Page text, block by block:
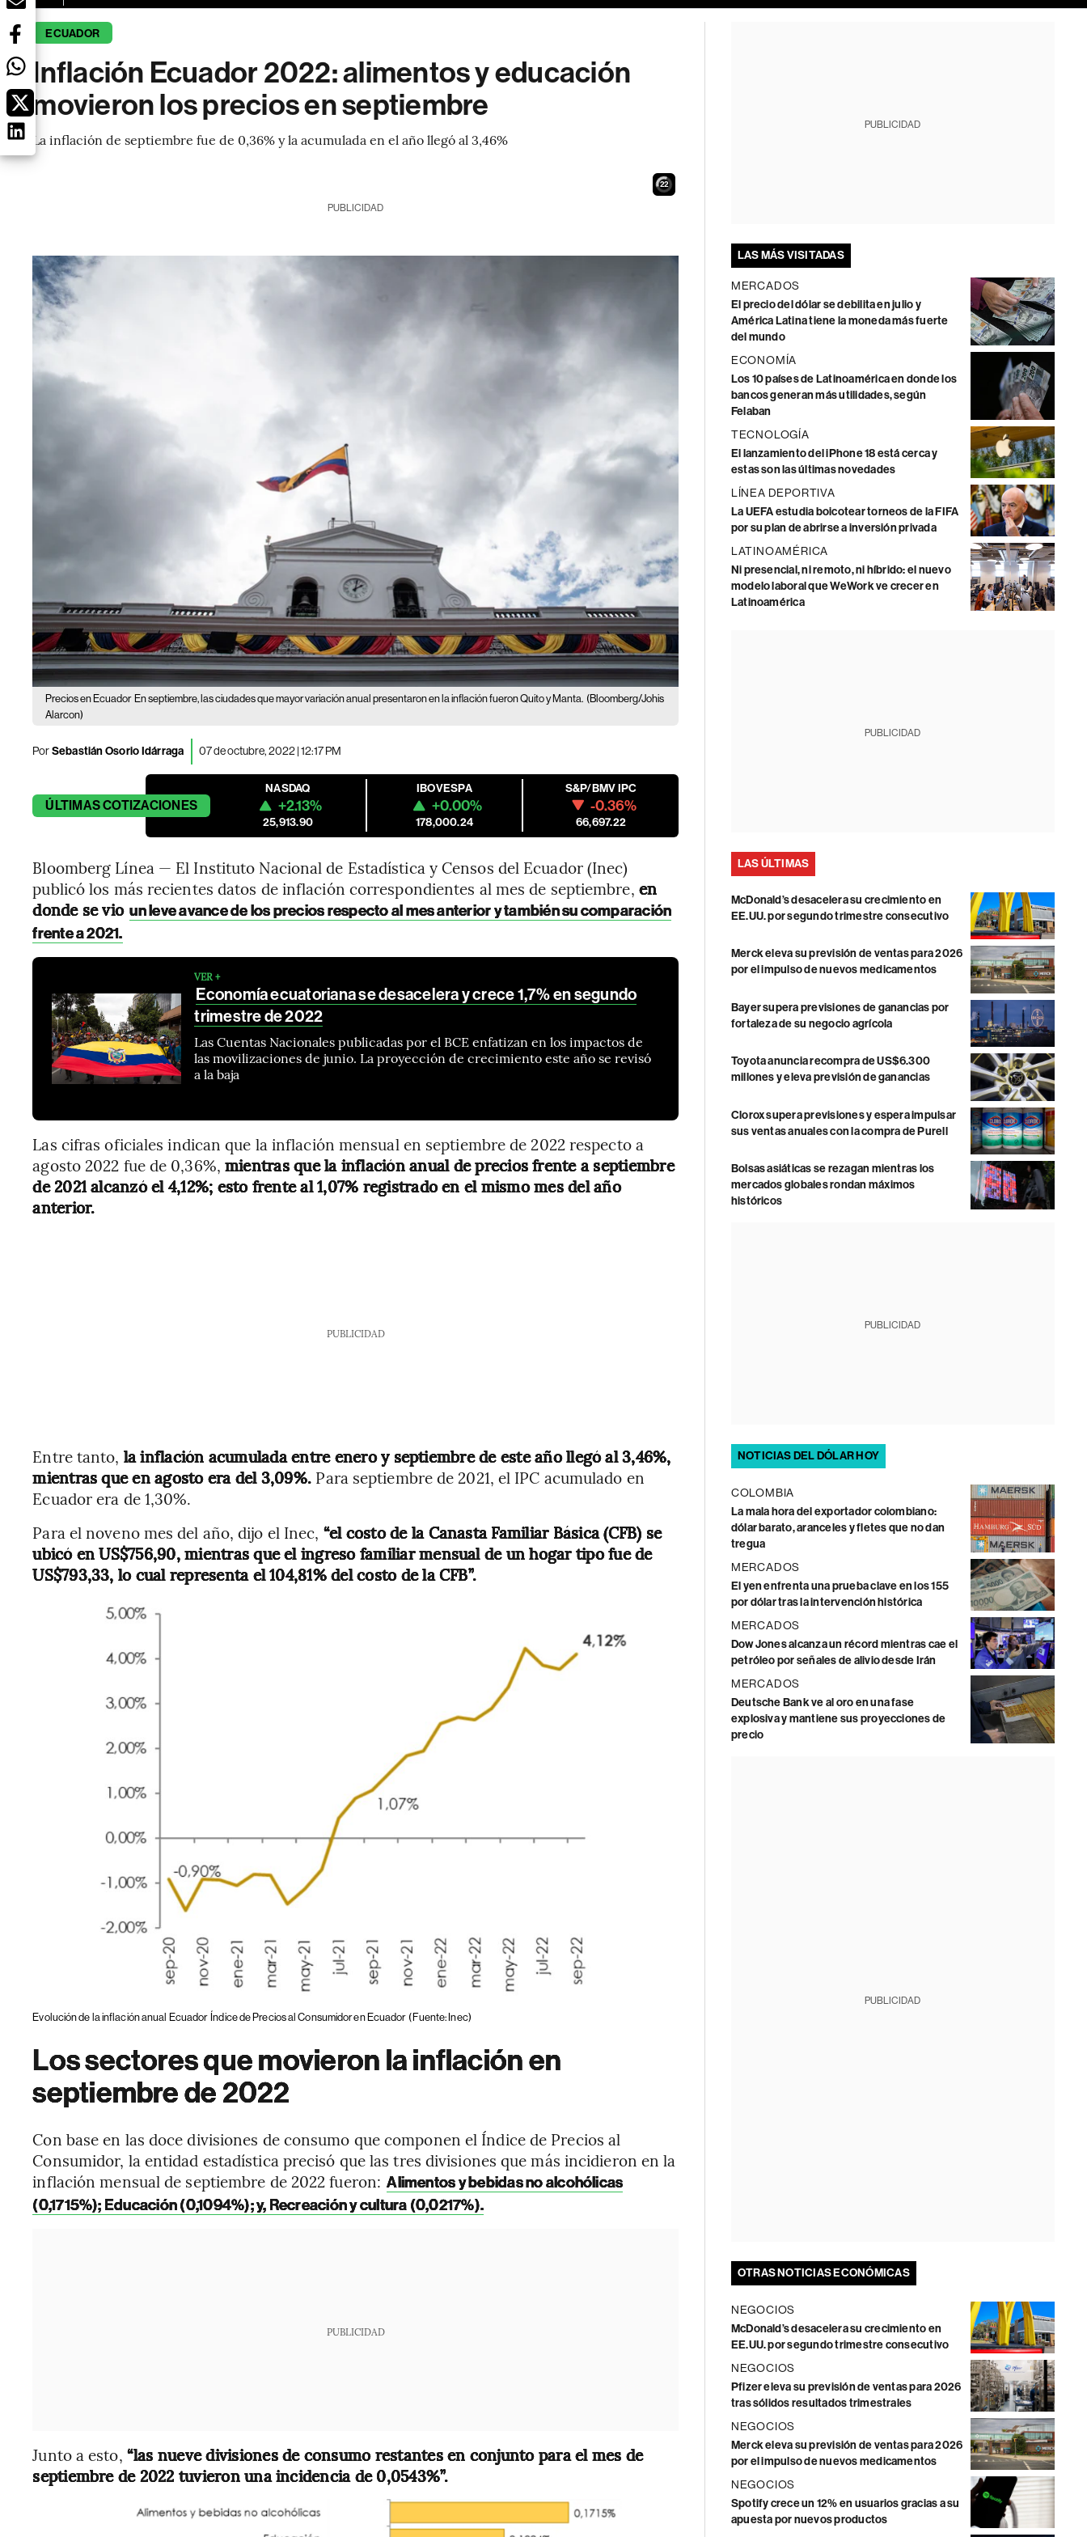
ECUADOR
Inflación Ecuador 2022: alimentos y educación
movieron los precios en septiembre
La inflación de septiembre fue de 0,36% y la acumulada en el año llegó al 3,46%
21
PUBLICIDAD
Precios en Ecuador En septiembre, las ciudades que mayor variación anual presentaron en la inflación fueron Quito y Manta. (Bloomberg/Johis
Alarcon)
PorSebastián Osorio Idárraga 07 de octubre, 2022 | 12:17 PM
ÚLTIMASCOTIZACIONES
NASDAQ
+2.13%
25,913.90
IBOVESPA
+0.00%
178,000.24
S&P/BMV IPC
-0.36%
66,697.22
Bloomberg Línea — El Instituto Nacional de Estadística y Censos del Ecuador (Inec)
publicó los más recientes datos de inflación correspondientes al mes de septiembre, en
donde se vio un leve avance de los precios respecto al mes anterior y también su comparación
frente a 2021.
VER +
Economía ecuatoriana se desacelera y crece 1,7% en segundo
trimestre de 2022
Las Cuentas Nacionales publicadas por el BCE enfatizan en los impactos de
las movilizaciones de junio. La proyección de crecimiento este año se revisó
a la baja
Las cifras oficiales indican que la inflación mensual en septiembre de 2022 respecto a
agosto 2022 fue de 0,36%, mientras que la inflación anual de precios frente a septiembre
de 2021 alcanzó el 4,12%; esto frente al 1,07% registrado en el mismo mes del año
anterior.
PUBLICIDAD
Entre tanto, la inflación acumulada entre enero y septiembre de este año llegó al 3,46%,
mientras que en agosto era del 3,09%. Para septiembre de 2021, el IPC acumulado en
Ecuador era de 1,30%.
Para el noveno mes del año, dijo el Inec, “el costo de la Canasta Familiar Básica (CFB) se
ubicó en US$756,90, mientras que el ingreso familiar mensual de un hogar tipo fue de
US$793,33, lo cual representa el 104,81% del costo de la CFB”.
Evolución de la inflación anual Ecuador Índice de Precios al Consumidor en Ecuador (Fuente: Inec)
Los sectores que movieron la inflación en
septiembre de 2022
Con base en las doce divisiones de consumo que componen el Índice de Precios al
Consumidor, la entidad estadística precisó que las tres divisiones que más incidieron en la
inflación mensual de septiembre de 2022 fueron: Alimentos y bebidas no alcohólicas
(0,1715%); Educación (0,1094%); y, Recreación y cultura (0,0217%).
PUBLICIDAD
Junto a esto, “las nueve divisiones de consumo restantes en conjunto para el mes de
septiembre de 2022 tuvieron una incidencia de 0,0543%”.
PUBLICIDAD
LAS MÁS VISITADAS
MERCADOS
El precio del dólar se debilita en julio y
América Latina tiene la moneda más fuerte
del mundo
ECONOMÍA
Los 10 países de Latinoamérica en donde los
bancos generan más utilidades, según
Felaban
TECNOLOGÍA
El lanzamiento del iPhone 18 está cerca y
estas son las últimas novedades
LÍNEA DEPORTIVA
La UEFA estudia boicotear torneos de la FIFA
por su plan de abrirse a inversión privada
LATINOAMÉRICA
Ni presencial, ni remoto, ni híbrido: el nuevo
modelo laboral que WeWork ve crecer en
Latinoamérica
PUBLICIDAD
LAS ÚLTIMAS
McDonald’s desacelera su crecimiento en
EE.UU. por segundo trimestre consecutivo
Merck eleva su previsión de ventas para 2026
por el impulso de nuevos medicamentos
Bayer supera previsiones de ganancias por
fortaleza de su negocio agrícola
Toyota anuncia recompra de US$6.300
millones y eleva previsión de ganancias
Clorox supera previsiones y espera impulsar
sus ventas anuales con la compra de Purell
Bolsas asiáticas se rezagan mientras los
mercados globales rondan máximos
históricos
PUBLICIDAD
NOTICIAS DEL DÓLAR HOY
COLOMBIA
La mala hora del exportador colombiano:
dólar barato, aranceles y fletes que no dan
tregua
MERCADOS
El yen enfrenta una prueba clave en los 155
por dólar tras la intervención histórica
MERCADOS
Dow Jones alcanza un récord mientras cae el
petróleo por señales de alivio desde Irán
MERCADOS
Deutsche Bank ve al oro en una fase
explosiva y mantiene sus proyecciones de
precio
PUBLICIDAD
OTRAS NOTICIAS ECONÓMICAS
NEGOCIOS
McDonald’s desacelera su crecimiento en
EE.UU. por segundo trimestre consecutivo
NEGOCIOS
Pfizer eleva su previsión de ventas para 2026
tras sólidos resultados trimestrales
NEGOCIOS
Merck eleva su previsión de ventas para 2026
por el impulso de nuevos medicamentos
NEGOCIOS
Spotify crece un 12% en usuarios gracias a su
apuesta por nuevos productos